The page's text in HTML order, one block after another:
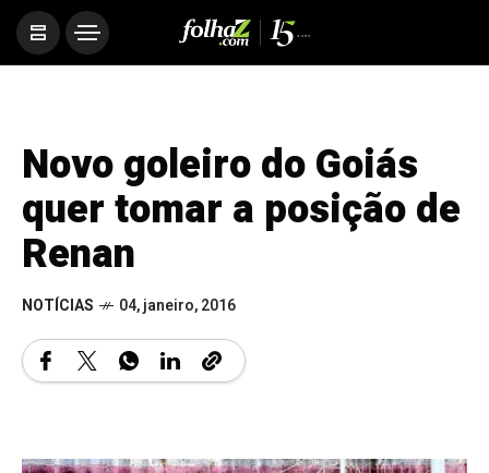
Novo goleiro do Goiás
quer tomar a posição de
Renan
NOTÍCIAS 04, janeiro, 2016